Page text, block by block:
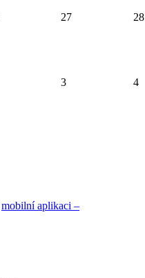
27 28
3 4
mobilní aplikaci –